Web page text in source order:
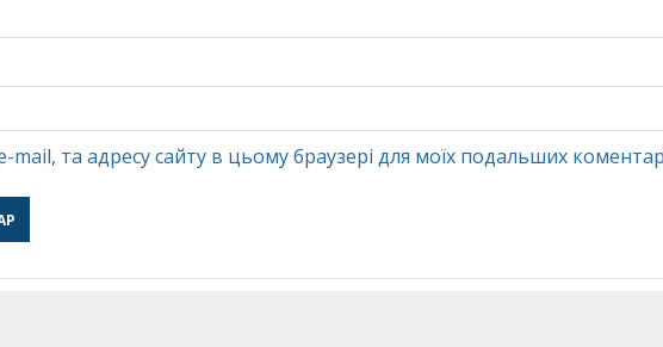
mail, та адресу сайту в цьому браузері для моїх подальших